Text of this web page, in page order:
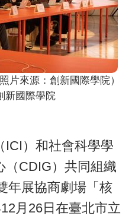
片來源：創新國際學院）
新國際學院
ICI）和社會科學學
（CDIG）共同組織
年展協商劇場「核
月26日在臺北市立